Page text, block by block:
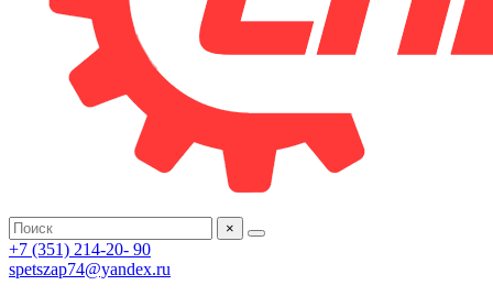
×
+7 (351) 214-20- 90
spetszap74@yandex.ru